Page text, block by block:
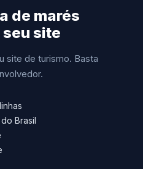
de marés
seu site
site de turismo. Basta
Brasil